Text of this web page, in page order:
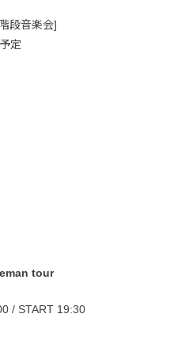
段音楽会]
定
tour
/ START 19:30